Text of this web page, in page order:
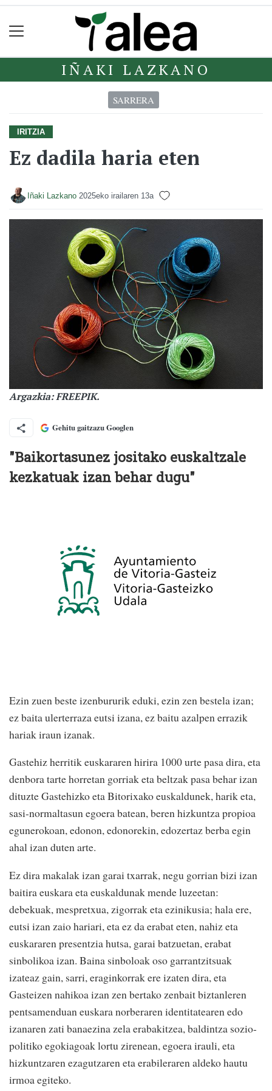
IÑAKI LAZKANO
SARRERA
IRITZIA
Ez dadila haria eten
Iñaki Lazkano 2025eko irailaren 13a
Argazkia: FREEPIK.
Gehitu gaitzazu Googlen
"Baikortasunez jositako euskaltzale
kezkatuak izan behar dugu"
Ezin zuen beste izenbururik eduki, ezin zen bestela izan;
ez baita ulerterraza eutsi izana, ez baitu azalpen errazik
hariak iraun izanak.
Gastehiz herritik euskararen hirira 1000 urte pasa dira, eta
denbora tarte horretan gorriak eta beltzak pasa behar izan
dituzte Gastehizko eta Bitorixako euskaldunek, harik eta,
sasi-normaltasun egoera batean, beren hizkuntza propioa
egunerokoan, edonon, edonorekin, edozertaz berba egin
ahal izan duten arte.
Ez dira makalak izan garai txarrak, negu gorrian bizi izan
baitira euskara eta euskaldunak mende luzeetan:
debekuak, mespretxua, zigorrak eta ezinikusia; hala ere,
eutsi izan zaio hariari, eta ez da erabat eten, nahiz eta
euskararen presentzia hutsa, garai batzuetan, erabat
sinbolikoa izan. Baina sinboloak oso garrantzitsuak
izateaz gain, sarri, eraginkorrak ere izaten dira, eta
Gasteizen nahikoa izan zen bertako zenbait biztanleren
pentsamenduan euskara norberaren identitatearen edo
izanaren zati banaezina zela erabakitzea, baldintza sozio-
politiko egokiagoak lortu zirenean, egoera irauli, eta
hizkuntzaren ezagutzaren eta erabileraren aldeko hautu
irmoa egiteko.